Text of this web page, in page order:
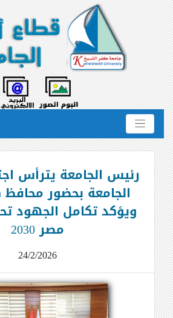
رئيس الجامعة يترأس
الجامعة بحضور
ويؤكد تكامل الجهود
مصر 2030
24/2/2026